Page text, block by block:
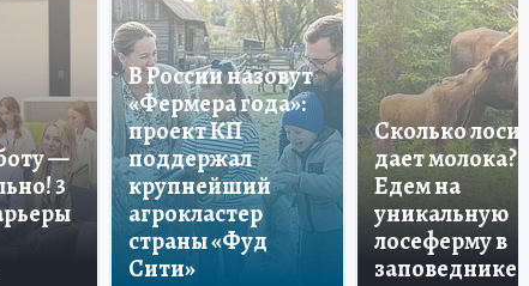
—
3
В России назовут
«Фермера года»:
проект КП
поддержал
крупнейший
агрокластер
страны «Фуд
Сити»
Сколько
дает молока?
Едем на
уникальную
лосеферму в
заповеднике!